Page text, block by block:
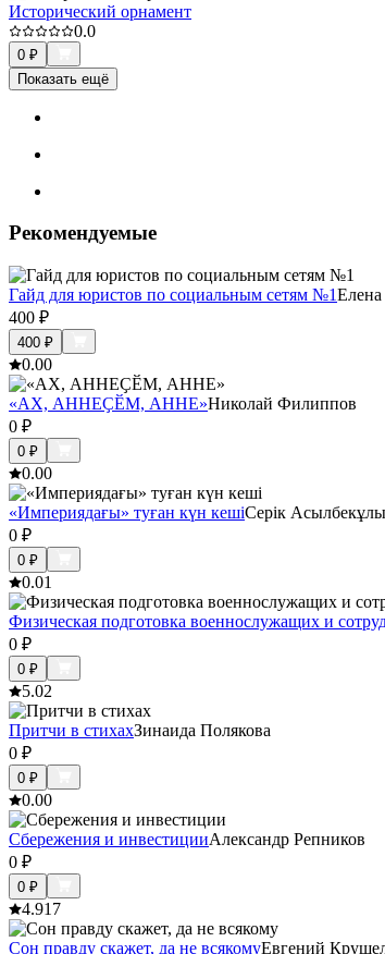
Исторический орнамент
0.0
0 ₽
Показать ещё
Рекомендуемые
Гайд для юристов по социальным сетям №1Елена
400 ₽
400 ₽
0.00
«АХ, АННЕҪӖМ, АННЕ»Николай Филиппов
0 ₽
0 ₽
0.00
«Империядағы» туған күн кешіСерік Асылбекұлы
0 ₽
0 ₽
0.01
Физическая подготовка военнослужащих и
0 ₽
0 ₽
5.02
Притчи в стихахЗинаида Полякова
0 ₽
0 ₽
0.00
Cбережения и инвестицииАлександр Репников
0 ₽
0 ₽
4.917
Сон правду скажет, да не всякомуЕвгений